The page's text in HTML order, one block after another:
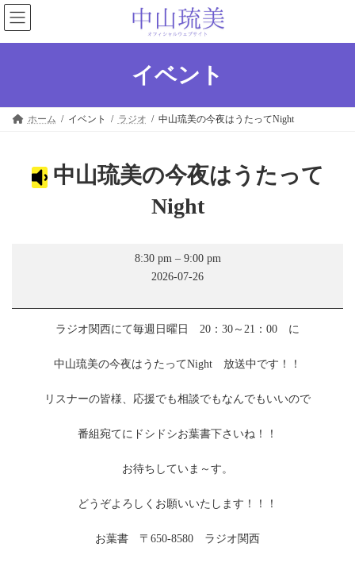
コ
ン
テ
キ
ナ
ビ
ゲ
に
イベント
ホーム イベント ラジオ 中山琉美の今夜はうたってNight
中山琉美の今夜はうたって
Night
山
琉
の
今
夜
う
っ
て
8:30 pm – 9:00 pm
2026-07-26
ラジオ関西にて毎週日曜日 20：30～21：00 に
中山琉美の今夜はうたってNight 放送中です！！
リスナーの皆様、応援でも相談でもなんでもいいので
番組宛てにドシドシお葉書下さいね！！
お待ちしていま～す。
どうぞよろしくお願いいたします！！！
お葉書 〒650-8580 ラジオ関西